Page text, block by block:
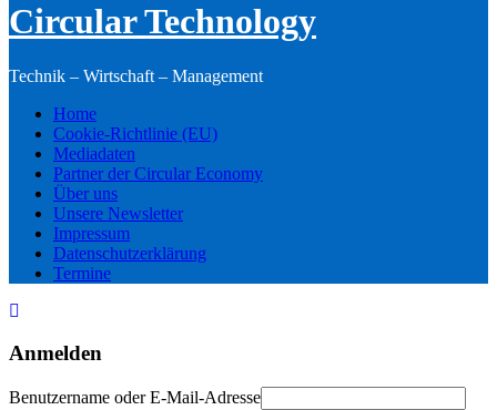
Circular Technology
Technik – Wirtschaft – Management
Home
Cookie-Richtlinie (EU)
Mediadaten
Partner der Circular Economy
Über uns
Unsere Newsletter
Impressum
Datenschutzerklärung
Termine
Anmelden
Benutzername oder E-Mail-Adresse